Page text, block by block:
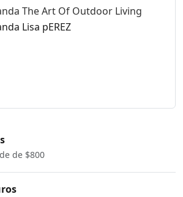
The Art Of Outdoor Living
Lisa pEREZ
de $800